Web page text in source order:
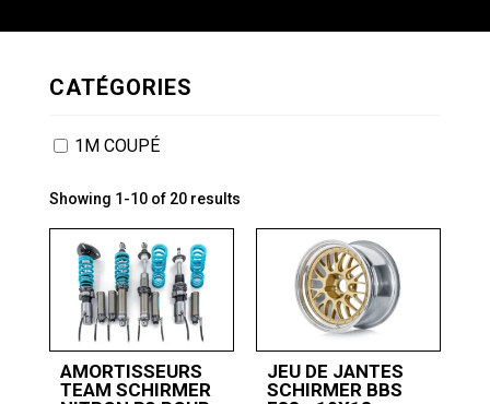
CATÉGORIES
1M COUPÉ
Showing 1-10 of 20 results
AMORTISSEURS
TEAM SCHIRMER
JEU DE JANTES
SCHIRMER BBS